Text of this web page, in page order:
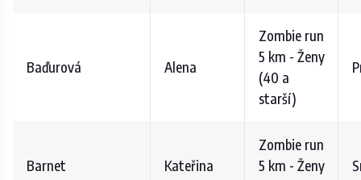
Baďurová Alena
Zombie run
5 km - Ženy
(40 a
starší)
Barnet Kateřina
Zombie run
5 km - Ženy